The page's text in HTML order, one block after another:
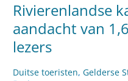
Rivierenlandse
aandacht van
lezers
Duitse toeristen, Gelderse
Rivierenlandse
kastelen
onder
de
van